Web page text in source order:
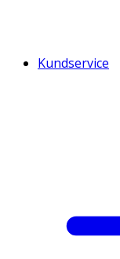
Kundservice